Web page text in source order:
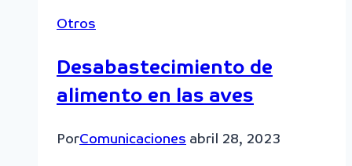
Otros
Desabastecimiento de
alimento en las aves
PorComunicaciones abril 28, 2023